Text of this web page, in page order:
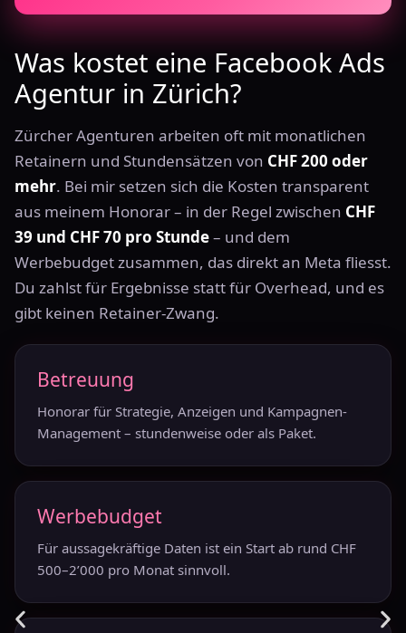
Was kostet eine Facebook Ads
Agentur in Zürich?
Zürcher Agenturen arbeiten oft mit monatlichen
Retainern und Stundensätzen von CHF 200 oder
mehr. Bei mir setzen sich die Kosten transparent
aus meinem Honorar – in der Regel zwischen CHF
39 und CHF 70 pro Stunde– und dem
Werbebudget zusammen, das direkt an Meta fliesst.
Du zahlst für Ergebnisse statt für Overhead, und es
gibt keinen Retainer-Zwang.
Betreuung
Honorar für Strategie, Anzeigen und Kampagnen-
Management – stundenweise oder als Paket.
Werbebudget
Für aussagekräftige Daten ist ein Start ab rund CHF
500–2’000 pro Monat sinnvoll.